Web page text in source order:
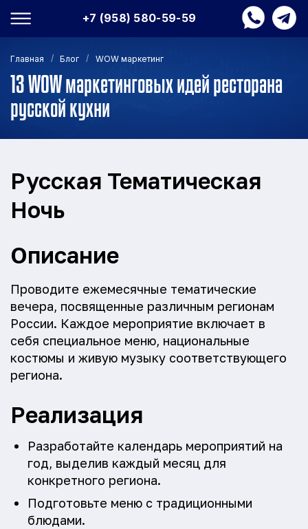
+7 (958) 580-59-59
Главная / Блог / WOW маркетинг
13 WOW маркетинговых идей ресторана
русской кухни
Русская Тематическая
Ночь
Описание
Проводите ежемесячные тематические
вечера, посвященные различным регионам
России. Каждое мероприятие включает в
себя специальное меню, национальные
костюмы и живую музыку соответствующего
региона.
Реализация
Разработайте календарь мероприятий на
год, выделив каждый месяц для
конкретного региона.
Подготовьте меню с традиционными
блюдами.